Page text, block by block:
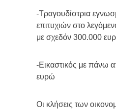
-Τραγουδίστρια
επιτυχιών στο
με σχεδόν 300.000
-Εικαστικός με πάνω
ευρώ
Οι κλήσεις των